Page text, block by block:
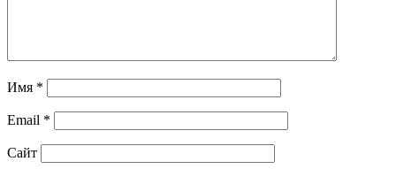
Имя *
Email *
Сайт